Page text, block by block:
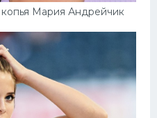
копья Мария Андрейчик